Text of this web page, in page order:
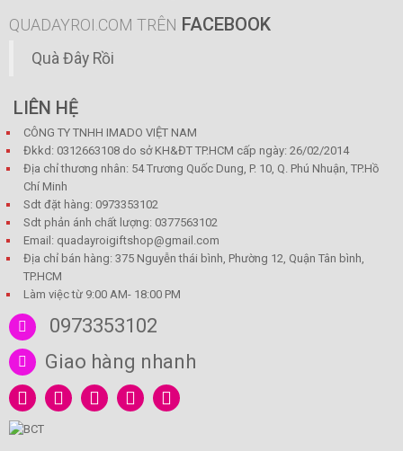
QUADAYROI.COM TRÊN FACEBOOK
Quà Đây Rồi
LIÊN HỆ
CÔNG TY TNHH IMADO VIỆT NAM
Đkkd: 0312663108 do sở KH&ĐT TP.HCM cấp ngày: 26/02/2014
Địa chỉ thương nhân: 54 Trương Quốc Dung, P. 10, Q. Phú Nhuận, TP.Hồ
Chí Minh
Sdt đặt hàng: 0973353102
Sdt phản ánh chất lượng: 0377563102
Email: quadayroigiftshop@gmail.com
Địa chỉ bán hàng: 375 Nguyễn thái bình, Phường 12, Quận Tân bình,
TP.HCM
Làm việc từ 9:00 AM- 18:00 PM
0973353102
Giao hàng nhanh